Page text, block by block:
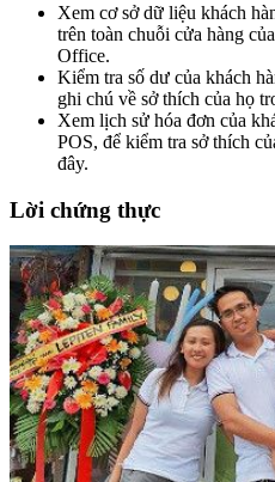
Xem cơ sở dữ liệu khách
trên toàn chuỗi cửa hàng
Office.
Kiểm tra số dư của khách
ghi chú về sở thích của họ
Xem lịch sử hóa đơn của
POS, để kiểm tra sở thích
đây.
Lời chứng thực